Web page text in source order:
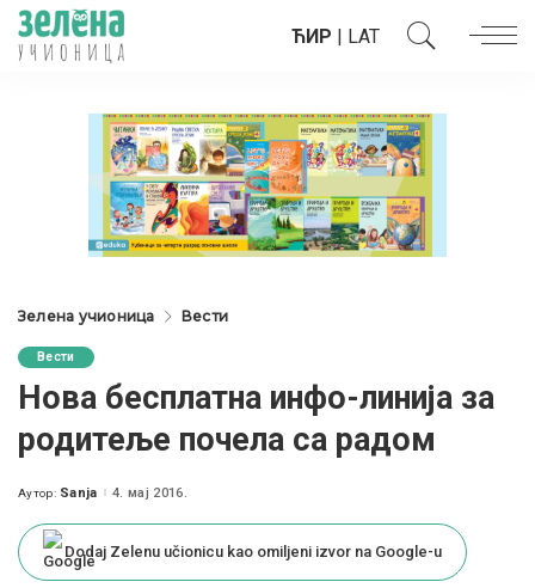
ЋИР | LAT
Зелена учионица Вести
Вести
Нова бесплатна инфо-линија за
родитеље почела са радом
Posted
Аутор: Sanja 4. мај 2016.
Dodaj Zelenu učionicu kao omiljeni izvor na Google-u